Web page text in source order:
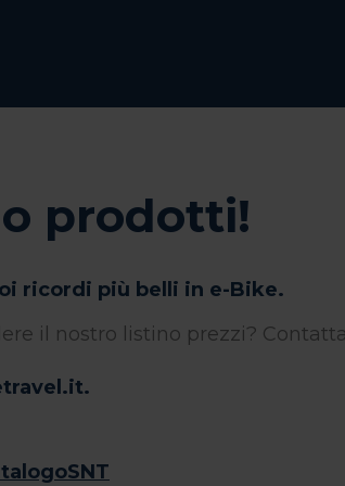
prodotti!
ricordi più belli in e-Bike.
il nostro listino prezzi?
.